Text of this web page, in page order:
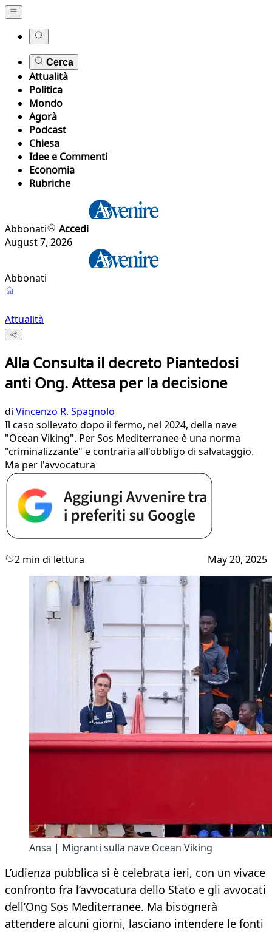
Cerca
Attualità
Politica
Mondo
Agorà
Podcast
Chiesa
Idee e Commenti
Economia
Rubriche
Abbonati
Accedi
August 7, 2026
Abbonati
Attualità
Alla Consulta il decreto Piantedosi
anti Ong. Attesa per la decisione
di Vincenzo R. Spagnolo
Il caso sollevato dopo il fermo, nel 2024, della nave
"Ocean Viking". Per Sos Mediterranee è una norma
"criminalizzante" e contraria all'obbligo di salvataggio.
Ma per l'avvocatura
2 min di lettura May 20, 2025
Ansa | Migranti sulla nave Ocean Viking
L’udienza pubblica si è celebrata ieri, con un vivace
confronto fra l’avvocatura dello Stato e gli avvocati
dell’Ong Sos Mediterranee. Ma bisognerà
attendere alcuni giorni, lasciano intendere le fonti